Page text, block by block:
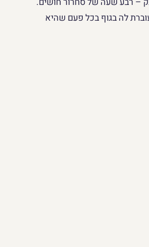
לה בגוף בכל פעם שהיא